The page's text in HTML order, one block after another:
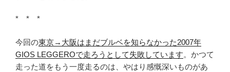
* * *
今回の東京→大阪はまだブルベを知らなかった2007年
GIOS LEGGEROで走ろうとして失敗しています。かつて
走った道をもう一度走るのは、やはり感慨深いものがあ